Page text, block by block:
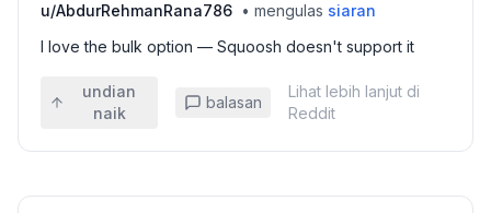
u/AbdurRehmanRana786 • mengulas siaran
I love the bulk option — Squoosh doesn't support it
undian
naik
balasan
Lihat lebih lanjut di
Reddit